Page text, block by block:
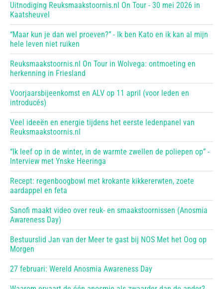
Uitnodiging Reuksmaakstoornis.nl On Tour - 30 mei 2026 in
Kaatsheuvel
“Maar kun je dan wel proeven?” - Ik ben Kato en ik kan al mijn
hele leven niet ruiken
Reuksmaakstoornis.nl On Tour in Wolvega: ontmoeting en
herkenning in Friesland
Voorjaarsbijeenkomst en ALV op 11 april (voor leden en
introducés)
Veel ideeën en energie tijdens het eerste ledenpanel van
Reuksmaakstoornis.nl
“Ik leef op in de winter, in de warmte zwellen de poliepen op” -
Interview met Ynske Heeringa
Recept: regenboogbowl met krokante kikkererwten, zoete
aardappel en feta
Sanofi maakt video over reuk- en smaakstoornissen (Anosmia
Awareness Day)
Bestuurslid Jan van der Meer te gast bij NOS Met het Oog op
Morgen
27 februari: Wereld Anosmia Awareness Day